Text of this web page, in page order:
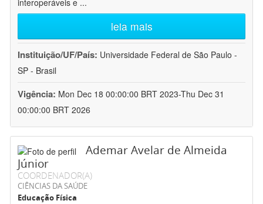
interoperáveis e ...
leia mais
Instituição/UF/País: Universidade Federal de São Paulo -
SP - Brasil
Vigência: Mon Dec 18 00:00:00 BRT 2023-Thu Dec 31
00:00:00 BRT 2026
Ademar Avelar de Almeida
Júnior
COORDENADOR(A)
CIÊNCIAS DA SAÚDE
Educação Física